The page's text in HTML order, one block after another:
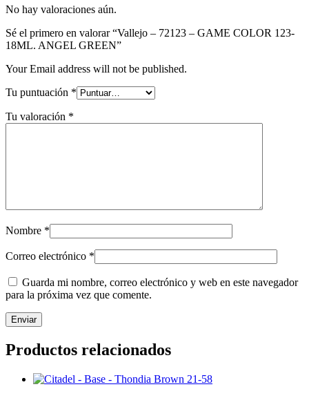
No hay valoraciones aún.
Sé el primero en valorar “Vallejo – 72123 – GAME COLOR 123-
18ML. ANGEL GREEN”
Your Email address will not be published.
Tu puntuación *
Tu valoración *
Nombre *
Correo electrónico *
Guarda mi nombre, correo electrónico y web en este navegador
para la próxima vez que comente.
Productos relacionados